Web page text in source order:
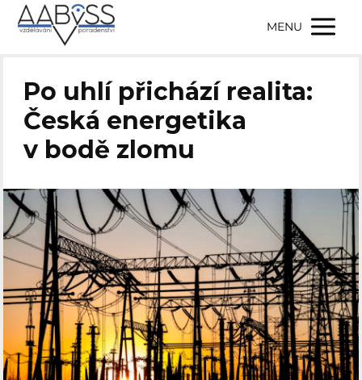
MENU
Po uhlí přichází realita:
Česká energetika
v bodě zlomu